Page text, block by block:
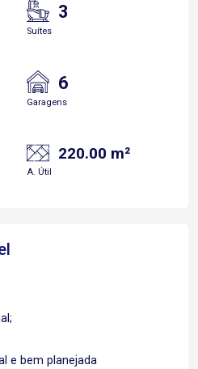
3
Suítes
6
Garagens
220.00 m²
A. Útil
e bem planejada